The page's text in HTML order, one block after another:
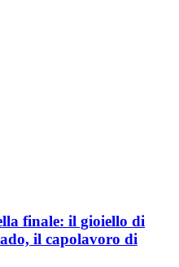
finale: il gioiello di
il capolavoro di